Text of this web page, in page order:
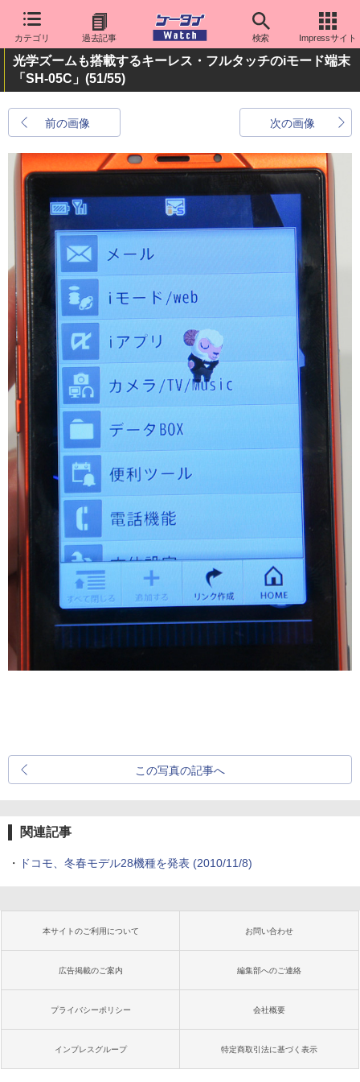
カテゴリ 過去記事 検索 Impressサイト
光学ズームも搭載するキーレス・フルタッチのiモード端末
「SH-05C」 (51/55)
前の画像 次の画像
この写真の記事へ
関連記事
・ ドコモ、冬春モデル28機種を発表 (2010/11/8)
本サイトのご利用について お問い合わせ
広告掲載のご案内 編集部へのご連絡
プライバシーポリシー 会社概要
インプレスグループ 特定商取引法に基づく表示